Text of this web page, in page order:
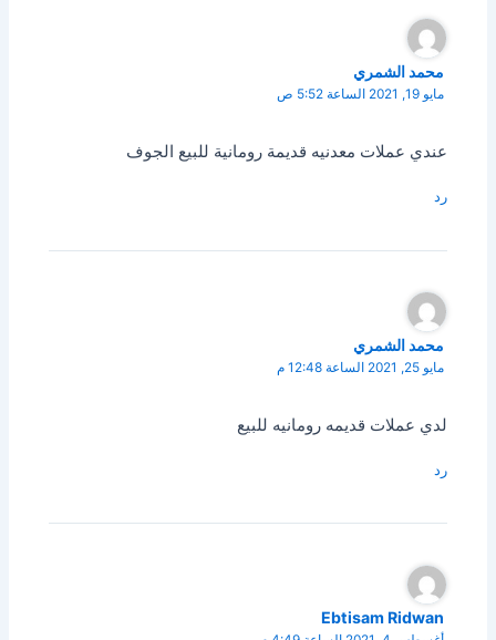
محمد الشمري
مايو 19, 2021 الساعة 5:52 ص
عندي عملات معدنيه قديمة رومانية للبيع الجوف
رد
محمد الشمري
مايو 25, 2021 الساعة 12:48 م
لدي عملات قديمه رومانيه للبيع
رد
Ebtisam Ridwan